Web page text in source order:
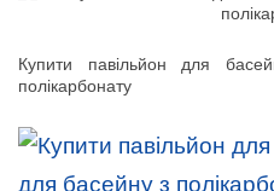
Купити павільйон для
полікарбонату